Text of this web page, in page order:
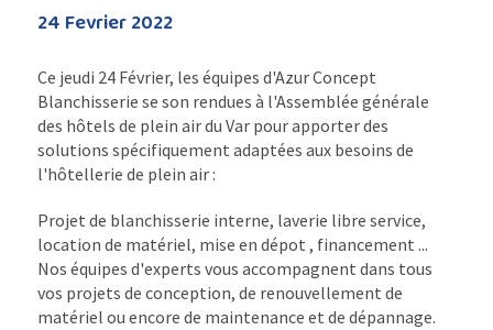
24 Fevrier 2022
Ce jeudi 24 Février, les équipes d'Azur Concept
Blanchisserie se son rendues à l'Assemblée générale
des hôtels de plein air du Var pour apporter des
solutions spécifiquement adaptées aux besoins de
l'hôtellerie de plein air :
Projet de blanchisserie interne, laverie libre service,
location de matériel, mise en dépot , financement ...
Nos équipes d'experts vous accompagnent dans tous
vos projets de conception, de renouvellement de
matériel ou encore de maintenance et de dépannage.